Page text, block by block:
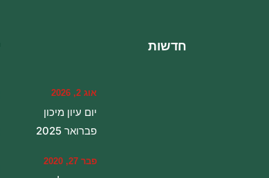
חדשות
אוג 2, 2026
יום עיון מיכון
פברואר 2025
פבר 27, 2020